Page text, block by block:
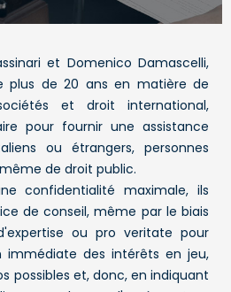
et Domenico Damascelli,
plus de 20 ans en matière de
et droit international,
pour fournir une assistance
ou étrangers, personnes
de droit public.
confidentialité maximale, ils
de conseil, même par le biais
ou pro veritate pour
immédiate des intérêts en jeu,
possibles et, donc, en indiquant